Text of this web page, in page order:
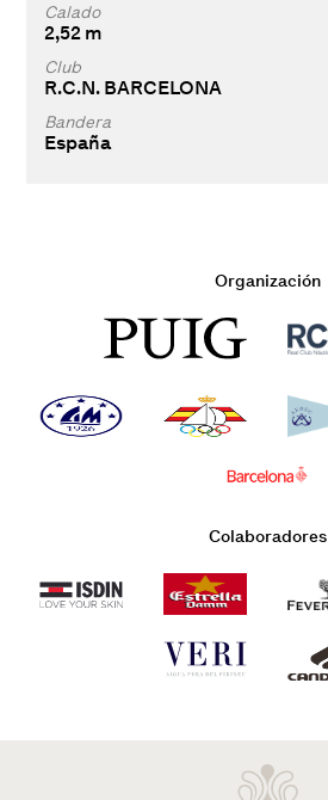
Calado
2,52 m
Club
R.C.N. BARCELONA
Bandera
España
Organización
Colaboradores